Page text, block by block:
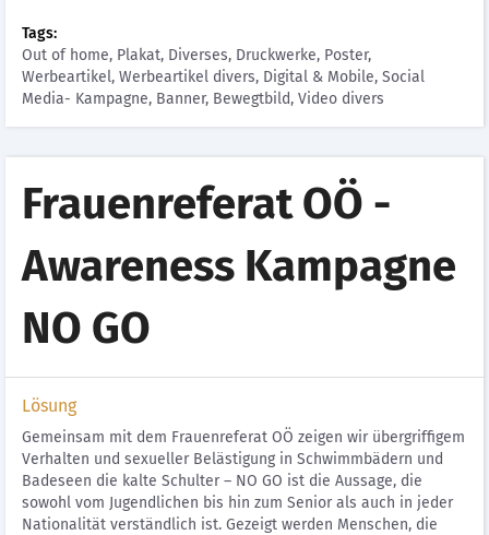
Tags:
Out of home, Plakat, Diverses, Druckwerke, Poster,
Werbeartikel, Werbeartikel divers, Digital & Mobile, Social
Media- Kampagne, Banner, Bewegtbild, Video divers
Frauenreferat OÖ -
Awareness Kampagne
NO GO
Lösung
Gemeinsam mit dem Frauenreferat OÖ zeigen wir übergriffigem
Verhalten und sexueller Belästigung in Schwimmbädern und
Badeseen die kalte Schulter – NO GO ist die Aussage, die
sowohl vom Jugendlichen bis hin zum Senior als auch in jeder
Nationalität verständlich ist. Gezeigt werden Menschen, die